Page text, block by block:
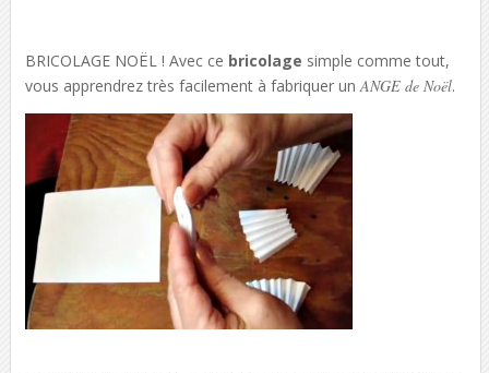
BRICOLAGE NOËL ! Avec ce bricolage simple comme tout,
vous apprendrez très facilement à fabriquer un ANGE de Noël.